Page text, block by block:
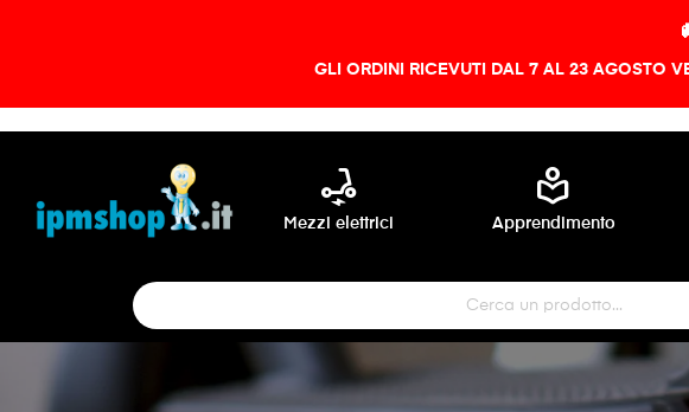
GLI ORDINI RICEVUTI DAL 7 AL 23 AGOSTO
electric_scooter
Mezzi elettrici
local_library
Apprendimento